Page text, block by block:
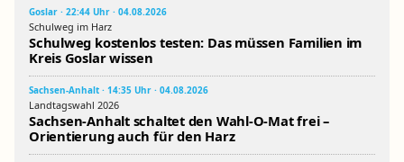
Goslar · 22:44 Uhr · 04.08.2026
Schulweg im Harz
Schulweg kostenlos testen: Das müssen Familien im
Kreis Goslar wissen
Sachsen-Anhalt · 14:35 Uhr · 04.08.2026
Landtagswahl 2026
Sachsen-Anhalt schaltet den Wahl-O-Mat frei –
Orientierung auch für den Harz